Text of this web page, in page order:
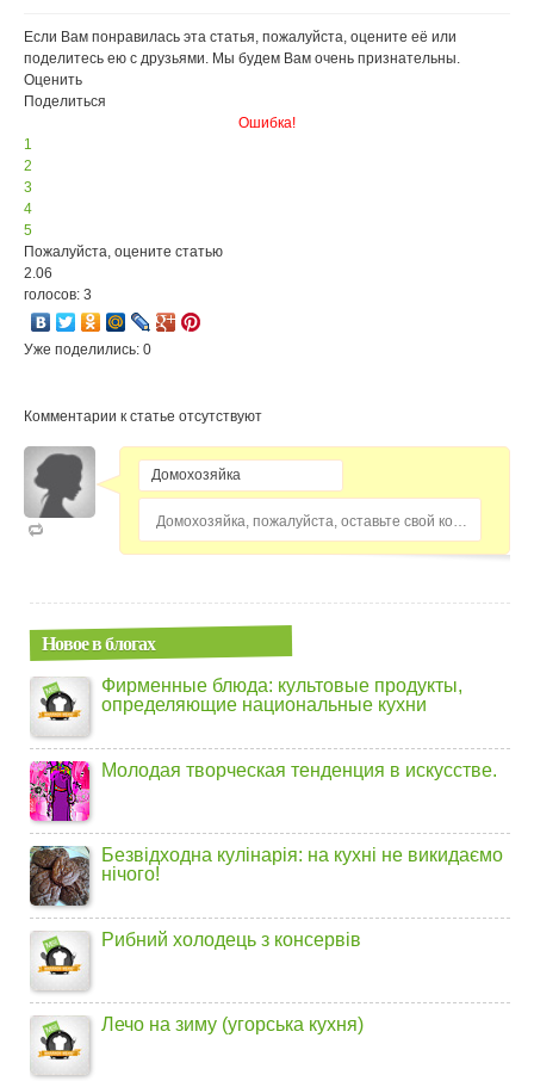
Если Вам понравилась эта статья, пожалуйста, оцените её или
поделитесь ею с друзьями. Мы будем Вам очень признательны.
Оценить
Поделиться
Ошибка!
1
2
3
4
5
Пожалуйста, оцените статью
2.06
голосов: 3
Уже поделились: 0
Комментарии к статье отсутствуют
Новое в блогах
Фирменные блюда: культовые продукты,
определяющие национальные кухни
Молодая творческая тенденция в искусстве.
Безвідходна кулінарія: на кухні не викидаємо
нічого!
Рибний холодець з консервів
Лечо на зиму (угорська кухня)